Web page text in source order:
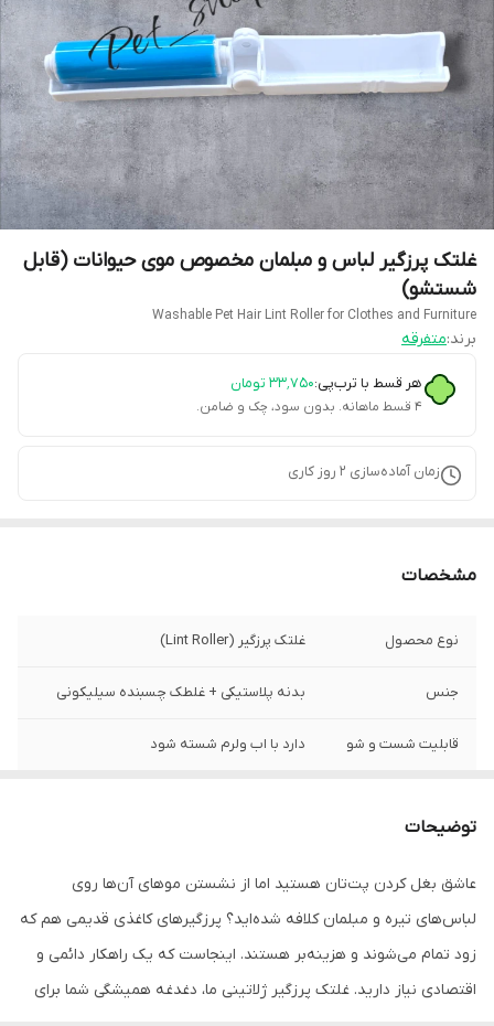
غلتک پرزگیر لباس و مبلمان مخصوص موی حیوانات (قابل
شستشو)
Washable Pet Hair Lint Roller for Clothes and Furniture
برند:متفرقه
هر قسط با ترب‌پی:۳۳٬۷۵۰ تومان
۴ قسط ماهانه. بدون سود، چک و ضامن.
زمان آماده‌سازی 2 روز کاری
مشخصات
نوع محصول غلتک پرزگیر (Lint Roller)
جنس بدنه پلاستیکی + غلطک چسبنده سیلیکونی
قابلیت شست و شو دارد با اب ولرم شسته شود
توضیحات
عاشق بغل کردن پت‌تان هستید اما از نشستن موهای آن‌ها روی
لباس‌های تیره و مبلمان کلافه شده‌اید؟ پرزگیرهای کاغذی قدیمی هم که
زود تمام می‌شوند و هزینه‌بر هستند. اینجاست که یک راهکار دائمی و
اقتصادی نیاز دارید. غلتک پرزگیر ژلاتینی ما، دغدغه همیشگی شما برای